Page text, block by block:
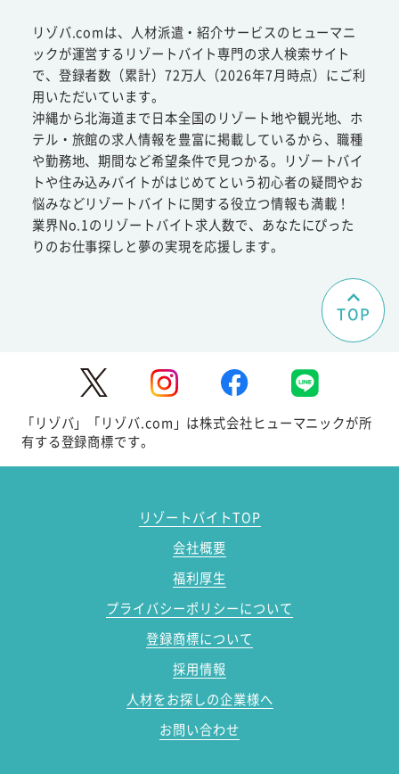
リゾバ.comは、人材派遣・紹介サービスのヒューマニ
ックが運営するリゾートバイト専門の求人検索サイト
で、登録者数（累計）72万人（2026年7月時点）にご利
用いただいています。
沖縄から北海道まで日本全国のリゾート地や観光地、ホ
テル・旅館の求人情報を豊富に掲載しているから、職種
や勤務地、期間など希望条件で見つかる。リゾートバイ
トや住み込みバイトがはじめてという初心者の疑問やお
悩みなどリゾートバイトに関する役立つ情報も満載！
業界No.1のリゾートバイト求人数で、あなたにぴった
りのお仕事探しと夢の実現を応援します。
TOP
「リゾバ」「リゾバ.com」は株式会社ヒューマニックが所
有する登録商標です。
リゾートバイトTOP
会社概要
福利厚生
プライバシーポリシーについて
登録商標について
採用情報
人材をお探しの企業様へ
お問い合わせ